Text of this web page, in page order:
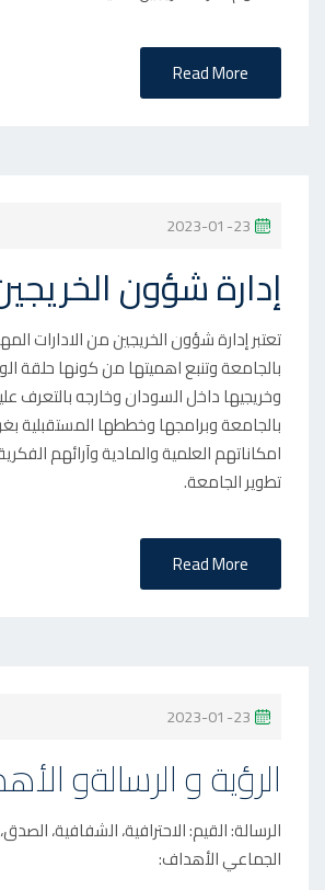
N
Read More
P
S
E
D
O
N
2023-01-23
إدارة شؤون
تعتبر إدارة شؤون الخريجين من الادارات
بالجامعة وتنبع اهميتها من كونها حلقة
وخريجيها داخل السودان وخارجه بالتعرف
بالجامعة وبرامجها وخططها المستقبلية
امكاناتهم العلمية والمادية وآرائهم
تطوير الجامعة.
Read More
P
S
T
E
D
2023-01-23
الرؤية و الرسالةو
الرسالة: القيم: الاحترافية، الشفافية،
الجماعي الأهداف: